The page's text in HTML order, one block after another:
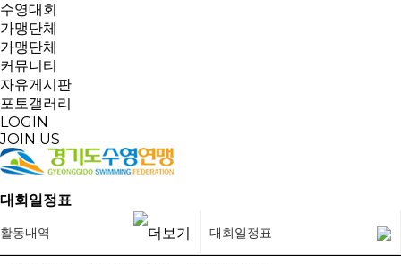
수영대회
가맹단체
가맹단체
커뮤니티
자유게시판
포토갤러리
LOGIN
JOIN US
대회일정표
활동내역 대회일정표